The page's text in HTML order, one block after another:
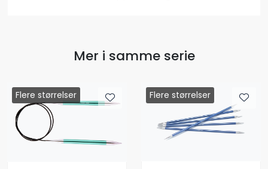
Mer i samme serie
Flere størrelser Flere størrelser